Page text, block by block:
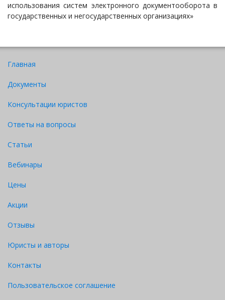
использования систем электронного документооборота в
государственных и негосударственных организациях»
Главная
Документы
Консультации юристов
Ответы на вопросы
Статьи
Вебинары
Цены
Акции
Отзывы
Юристы и авторы
Контакты
Пользовательское соглашение